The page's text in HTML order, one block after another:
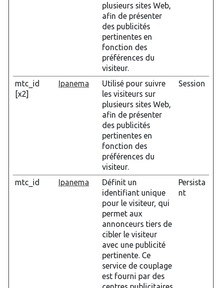
plusieurs sites Web,
afin de présenter
des publicités
pertinentes en
fonction des
préférences du
visiteur.
mtc_id
[x2]
Ipanema
Utilisé pour suivre
les visiteurs sur
plusieurs sites Web,
afin de présenter
des publicités
pertinentes en
fonction des
préférences du
visiteur.
Session
mtc_id Ipanema
Définit un
identifiant unique
pour le visiteur, qui
permet aux
annonceurs tiers de
cibler le visiteur
avec une publicité
pertinente. Ce
service de couplage
est fourni par des
Persista
nt